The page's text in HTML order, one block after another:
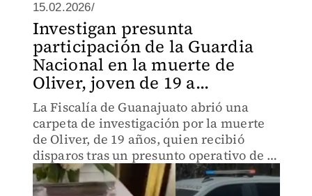
15.02.2026/
Investigan presunta
participación de la Guardia
Nacional en la muerte de
Oliver, joven de 19 a...
La Fiscalía de Guanajuato abrió una
carpeta de investigación por la muerte
de Oliver, de 19 años, quien recibió
disparos tras un presunto operativo de la
Guardia Nacional en la carretera
Celaya–Querétaro. Familiares exigen